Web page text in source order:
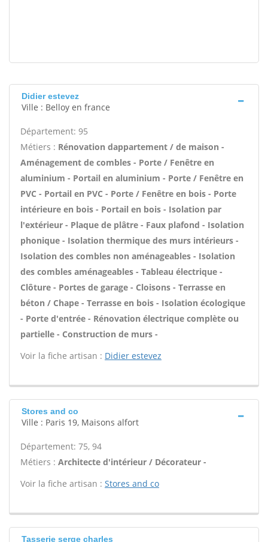
Didier estevez
Ville : Belloy en france
Département: 95
Métiers : Rénovation dappartement / de maison -
Aménagement de combles - Porte / Fenêtre en
aluminium - Portail en aluminium - Porte / Fenêtre en
PVC - Portail en PVC - Porte / Fenêtre en bois - Porte
intérieure en bois - Portail en bois - Isolation par
l'extérieur - Plaque de plâtre - Faux plafond - Isolation
phonique - Isolation thermique des murs intérieurs -
Isolation des combles non aménageables - Isolation
des combles aménageables - Tableau électrique -
Clôture - Portes de garage - Cloisons - Terrasse en
béton / Chape - Terrasse en bois - Isolation écologique
- Porte d'entrée - Rénovation électrique complète ou
partielle - Construction de murs -
Voir la fiche artisan : Didier estevez
Stores and co
Ville : Paris 19, Maisons alfort
Département: 75, 94
Métiers : Architecte d'intérieur / Décorateur -
Voir la fiche artisan : Stores and co
Tasserie serge charles